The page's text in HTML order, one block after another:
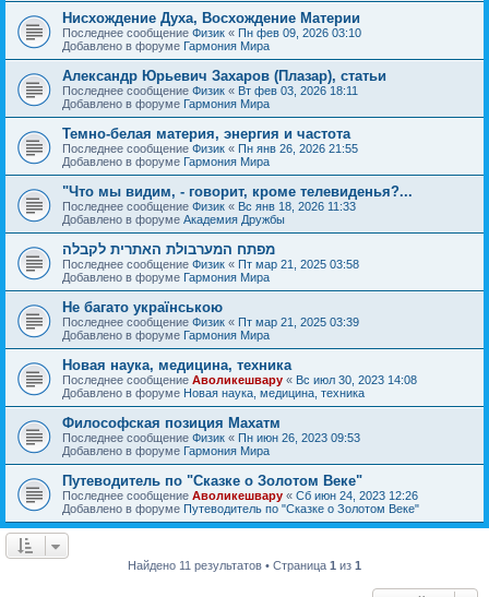
Нисхождение Духа, Восхождение Материи
Последнее сообщение Физик « Пн фев 09, 2026 03:10
Добавлено в форуме Гармония Мира
Александр Юрьевич Захаров (Плазар), статьи
Последнее сообщение Физик « Вт фев 03, 2026 18:11
Добавлено в форуме Гармония Мира
Темно-белая материя, энергия и частота
Последнее сообщение Физик « Пн янв 26, 2026 21:55
Добавлено в форуме Гармония Мира
"Что мы видим, - говорит, кроме телевиденья?...
Последнее сообщение Физик « Вс янв 18, 2026 11:33
Добавлено в форуме Академия Дружбы
מפתח המערבולת האתרית לקבלה
Последнее сообщение Физик « Пт мар 21, 2025 03:58
Добавлено в форуме Гармония Мира
Не багато українською
Последнее сообщение Физик « Пт мар 21, 2025 03:39
Добавлено в форуме Гармония Мира
Новая наука, медицина, техника
Последнее сообщение Аволикешвару « Вс июл 30, 2023 14:08
Добавлено в форуме Новая наука, медицина, техника
Философская позиция Махатм
Последнее сообщение Физик « Пн июн 26, 2023 09:53
Добавлено в форуме Гармония Мира
Путеводитель по "Сказке о Золотом Веке"
Последнее сообщение Аволикешвару « Сб июн 24, 2023 12:26
Добавлено в форуме Путеводитель по "Сказке о Золотом Веке"
Найдено 11 результатов • Страница 1 из 1